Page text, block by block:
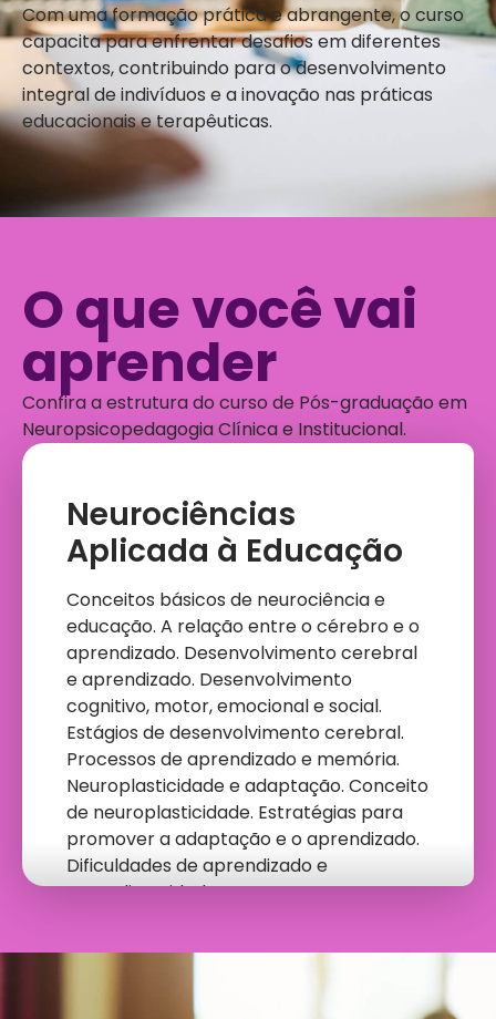
Com uma formação prática e abrangente, o curso
capacita para enfrentar desafios em diferentes
contextos, contribuindo para o desenvolvimento
integral de indivíduos e a inovação nas práticas
educacionais e terapêuticas.
O que você vai
aprender
Confira a estrutura do curso de Pós-graduação em
Neuropsicopedagogia Clínica e Institucional.
Neurociências
Aplicada à Educação
Conceitos básicos de neurociência e
educação. A relação entre o cérebro e o
aprendizado. Desenvolvimento cerebral
e aprendizado. Desenvolvimento
cognitivo, motor, emocional e social.
Estágios de desenvolvimento cerebral.
Processos de aprendizado e memória.
Neuroplasticidade e adaptação. Conceito
de neuroplasticidade. Estratégias para
promover a adaptação e o aprendizado.
Dificuldades de aprendizado e
neurodiversidade.